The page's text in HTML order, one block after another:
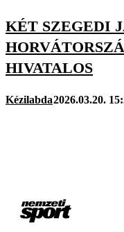
KÉT SZEGEDI
HIVATALOS
Kézilabda2026.03.20.